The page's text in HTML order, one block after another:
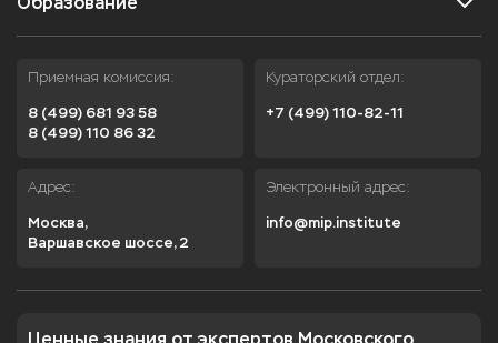
Приемная комиссия:
8 (499) 681 93 58
8 (499) 110 86 32
Кураторский отдел:
+7 (499) 110-82-11
Адрес:
Москва,
Варшавское шоссе, 2
Электронный адрес:
info@mip.institute